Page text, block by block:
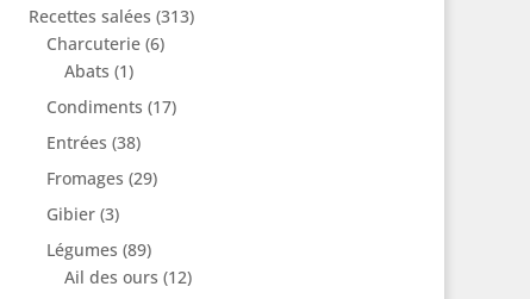
Recettes salées (313)
Charcuterie(6)
Abats (1)
Condiments (17)
Entrées (38)
Fromages (29)
Gibier(3)
Légumes (89)
Ail des ours (12)